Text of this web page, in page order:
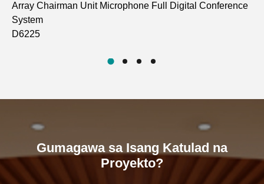
Array Chairman Unit Microphone Full Digital Conference
System
D6225
Gumagawa sa Isang Katulad na
Proyekto?